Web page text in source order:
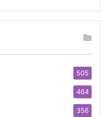
505
464
356